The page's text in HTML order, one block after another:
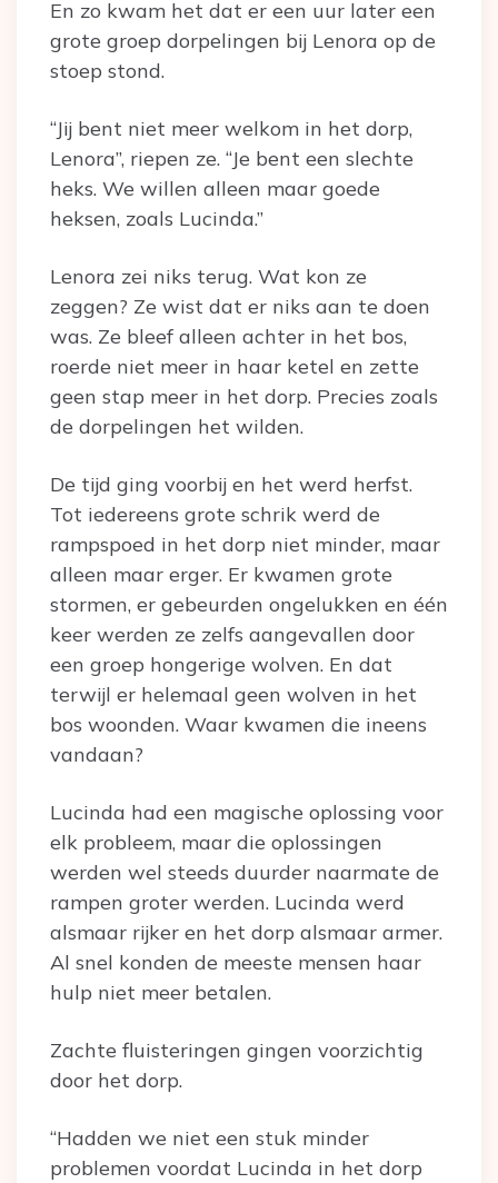
En zo kwam het dat er een uur later een
grote groep dorpelingen bij Lenora op de
stoep stond.
“Jij bent niet meer welkom in het dorp,
Lenora”, riepen ze. “Je bent een slechte
heks. We willen alleen maar goede
heksen, zoals Lucinda.”
Lenora zei niks terug. Wat kon ze
zeggen? Ze wist dat er niks aan te doen
was. Ze bleef alleen achter in het bos,
roerde niet meer in haar ketel en zette
geen stap meer in het dorp. Precies zoals
de dorpelingen het wilden.
De tijd ging voorbij en het werd herfst.
Tot iedereens grote schrik werd de
rampspoed in het dorp niet minder, maar
alleen maar erger. Er kwamen grote
stormen, er gebeurden ongelukken en één
keer werden ze zelfs aangevallen door
een groep hongerige wolven. En dat
terwijl er helemaal geen wolven in het
bos woonden. Waar kwamen die ineens
vandaan?
Lucinda had een magische oplossing voor
elk probleem, maar die oplossingen
werden wel steeds duurder naarmate de
rampen groter werden. Lucinda werd
alsmaar rijker en het dorp alsmaar armer.
Al snel konden de meeste mensen haar
hulp niet meer betalen.
Zachte fluisteringen gingen voorzichtig
door het dorp.
“Hadden we niet een stuk minder
problemen voordat Lucinda in het dorp